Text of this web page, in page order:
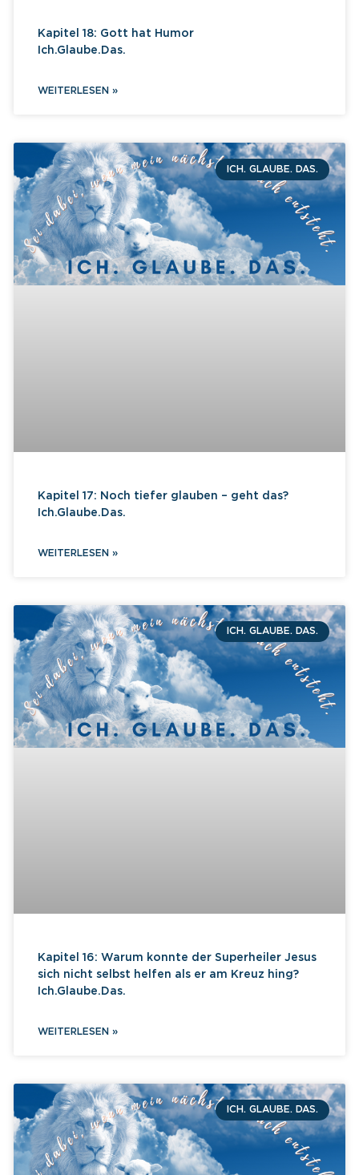
Kapitel 18: Gott hat Humor
Ich.Glaube.Das.
WEITERLESEN »
ICH. GLAUBE. DAS.
Kapitel 17: Noch tiefer glauben – geht das?
Ich.Glaube.Das.
WEITERLESEN »
ICH. GLAUBE. DAS.
Kapitel 16: Warum konnte der Superheiler Jesus
sich nicht selbst helfen als er am Kreuz hing?
Ich.Glaube.Das.
WEITERLESEN »
ICH. GLAUBE. DAS.